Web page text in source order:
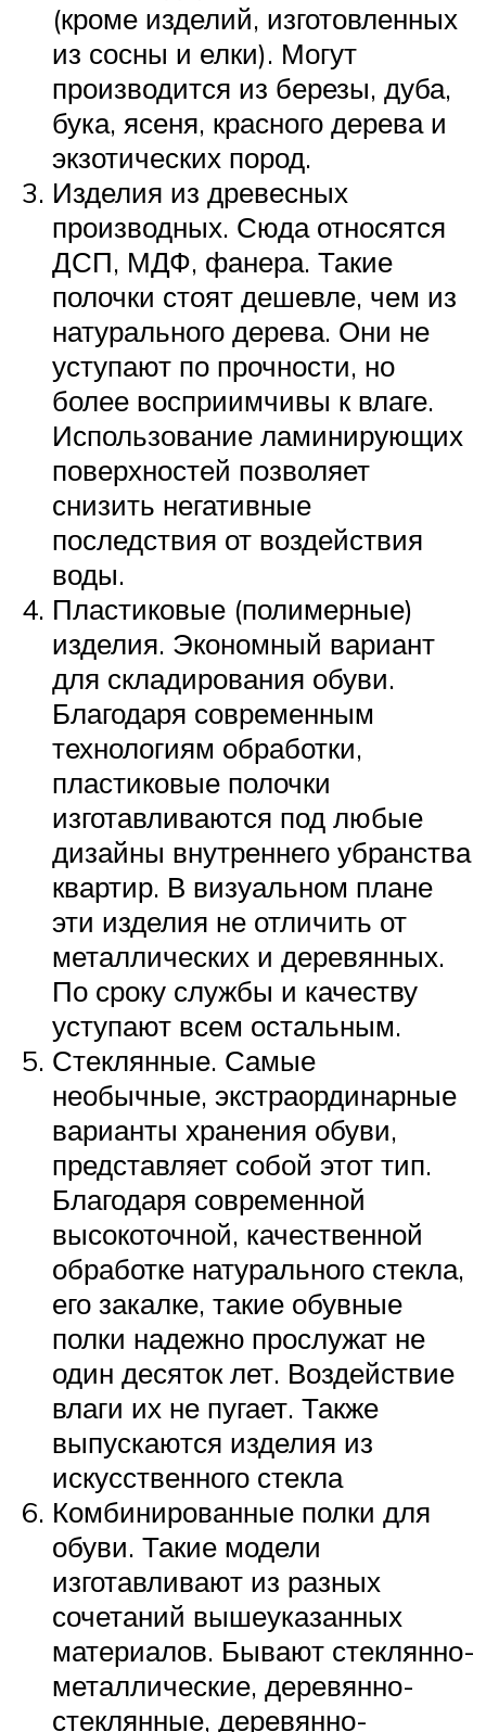
(кроме изделий, изготовленных
из сосны и елки). Могут
производится из березы, дуба,
бука, ясеня, красного дерева и
экзотических пород.
Изделия из древесных
производных. Сюда относятся
ДСП, МДФ, фанера. Такие
полочки стоят дешевле, чем из
натурального дерева. Они не
уступают по прочности, но
более восприимчивы к влаге.
Использование ламинирующих
поверхностей позволяет
снизить негативные
последствия от воздействия
воды.
Пластиковые (полимерные)
изделия. Экономный вариант
для складирования обуви.
Благодаря современным
технологиям обработки,
пластиковые полочки
изготавливаются под любые
дизайны внутреннего убранства
квартир. В визуальном плане
эти изделия не отличить от
металлических и деревянных.
По сроку службы и качеству
уступают всем остальным.
Стеклянные. Самые
необычные, экстраординарные
варианты хранения обуви,
представляет собой этот тип.
Благодаря современной
высокоточной, качественной
обработке натурального стекла,
его закалке, такие обувные
полки надежно прослужат не
один десяток лет. Воздействие
влаги их не пугает. Также
выпускаются изделия из
искусственного стекла
Комбинированные полки для
обуви. Такие модели
изготавливают из разных
сочетаний вышеуказанных
материалов. Бывают стеклянно-
металлические, деревянно-
стеклянные, деревянно-